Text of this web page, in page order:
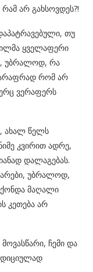
არ გახსოვდეს?!
თუ
ყველაფერი
უბრალოდ, რა
არაფრად რომ არ
ვერაფერს
ახალ წელს
კვირით ადრე,
დალაგებას.
უბრალოდ,
მაღალი
კეთება არ
ჩემი და